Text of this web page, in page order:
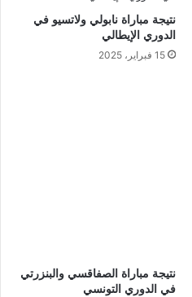
نتيجة مباراة نابولي ولاتسيو في
الدوري الإيطالي
15 فبراير، 2025
نتيجة مباراة الصفاقسي والبنزرتي
في الدوري التونسي